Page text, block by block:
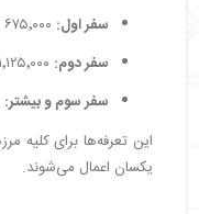
سفر اول:
سفر دوم:
سفر سوم و بیشتر:
این تعرفه‌ها برای کلیه
یکسان اعمال می‌شوند.